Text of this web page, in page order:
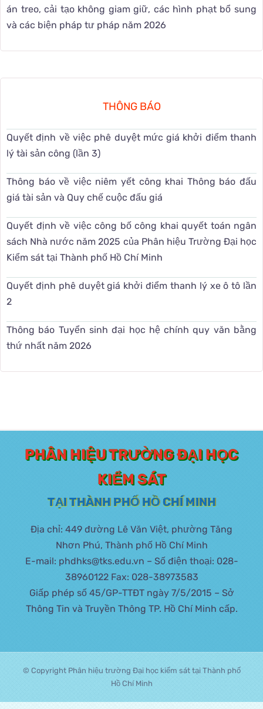
án treo, cải tạo không giam giữ, các hình phạt bổ sung
và các biện pháp tư pháp năm 2026
THÔNG BÁO
Quyết định về việc phê duyệt mức giá khởi điểm thanh
lý tài sản công (lần 3)
Thông báo về việc niêm yết công khai Thông báo đấu
giá tài sản và Quy chế cuộc đấu giá
Quyết định về việc công bố công khai quyết toán ngân
sách Nhà nước năm 2025 của Phân hiệu Trường Đại học
Kiểm sát tại Thành phố Hồ Chí Minh
Quyết định phê duyệt giá khởi điểm thanh lý xe ô tô lần
2
Thông báo Tuyển sinh đại học hệ chính quy văn bằng
thứ nhất năm 2026
PHÂN HIỆU TRƯỜNG ĐẠI HỌC
KIỂM SÁT
TẠI THÀNH PHỐ HỒ CHÍ MINH
Địa chỉ: 449 đường Lê Văn Việt, phường Tăng
Nhơn Phú, Thành phố Hồ Chí Minh
E-mail: phdhks@tks.edu.vn – Số điện thoại: 028-
38960122 Fax: 028-38973583
Giấp phép số 45/GP-TTĐT ngày 7/5/2015 – Sở
Thông Tin và Truyền Thông TP. Hồ Chí Minh cấp.
© Copyright Phân hiệu trường Đại học kiểm sát tại Thành phố
Hồ Chí Minh